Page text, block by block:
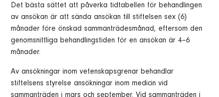
Det bästa sättet att påverka tidtabellen för behandlingen
av ansökan är att sända ansökan till stiftelsen sex (6)
månader före önskad sammanträdesmånad, eftersom den
genomsnittliga behandlingstiden för en ansökan är 4–6
månader.
Av ansökningar inom vetenskapsgrenar behandlar
stiftelsens styrelse ansökningar inom medicin vid